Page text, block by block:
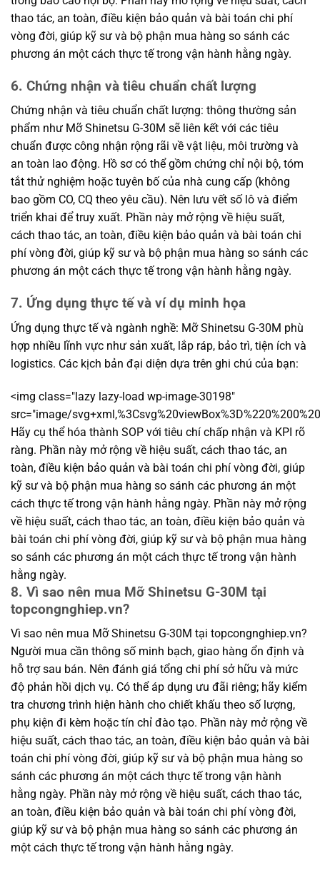
thao tác, an toàn, điều kiện bảo quản và bài toán chi phí
vòng đời, giúp kỹ sư và bộ phận mua hàng so sánh các
phương án một cách thực tế trong vận hành hằng ngày.
6. Chứng nhận và tiêu chuẩn chất lượng
Chứng nhận và tiêu chuẩn chất lượng: thông thường sản
phẩm như Mỡ Shinetsu G-30M sẽ liên kết với các tiêu
chuẩn được công nhận rộng rãi về vật liệu, môi trường và
an toàn lao động. Hồ sơ có thể gồm chứng chỉ nội bộ, tóm
tắt thử nghiệm hoặc tuyên bố của nhà cung cấp (không
bao gồm CO, CQ theo yêu cầu). Nên lưu vết số lô và điểm
triển khai để truy xuất. Phần này mở rộng về hiệu suất,
cách thao tác, an toàn, điều kiện bảo quản và bài toán chi
phí vòng đời, giúp kỹ sư và bộ phận mua hàng so sánh các
phương án một cách thực tế trong vận hành hằng ngày.
7. Ứng dụng thực tế và ví dụ minh họa
Ứng dụng thực tế và ngành nghề: Mỡ Shinetsu G-30M phù
hợp nhiều lĩnh vực như sản xuất, lắp ráp, bảo trì, tiện ích và
logistics. Các kịch bản đại diện dựa trên ghi chú của bạn:
<img class="lazy lazy-load wp-image-30198"
src="image/
Hãy cụ thể hóa thành SOP với tiêu chí chấp nhận và KPI rõ
ràng. Phần này mở rộng về hiệu suất, cách thao tác, an
toàn, điều kiện bảo quản và bài toán chi phí vòng đời, giúp
kỹ sư và bộ phận mua hàng so sánh các phương án một
cách thực tế trong vận hành hằng ngày. Phần này mở rộng
về hiệu suất, cách thao tác, an toàn, điều kiện bảo quản và
bài toán chi phí vòng đời, giúp kỹ sư và bộ phận mua hàng
so sánh các phương án một cách thực tế trong vận hành
hằng ngày.
8. Vì sao nên mua Mỡ Shinetsu G-30M tại
topcongnghiep.vn?
Vì sao nên mua Mỡ Shinetsu G-30M tại topcongnghiep.vn?
Người mua cần thông số minh bạch, giao hàng ổn định và
hỗ trợ sau bán. Nên đánh giá tổng chi phí sở hữu và mức
độ phản hồi dịch vụ. Có thể áp dụng ưu đãi riêng; hãy kiểm
tra chương trình hiện hành cho chiết khấu theo số lượng,
phụ kiện đi kèm hoặc tín chỉ đào tạo. Phần này mở rộng về
hiệu suất, cách thao tác, an toàn, điều kiện bảo quản và bài
toán chi phí vòng đời, giúp kỹ sư và bộ phận mua hàng so
sánh các phương án một cách thực tế trong vận hành
hằng ngày. Phần này mở rộng về hiệu suất, cách thao tác,
an toàn, điều kiện bảo quản và bài toán chi phí vòng đời,
giúp kỹ sư và bộ phận mua hàng so sánh các phương án
một cách thực tế trong vận hành hằng ngày.